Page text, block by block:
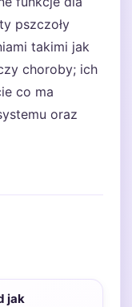
pszczoły
takimi jak
choroby; ich
co ma
oraz
jak